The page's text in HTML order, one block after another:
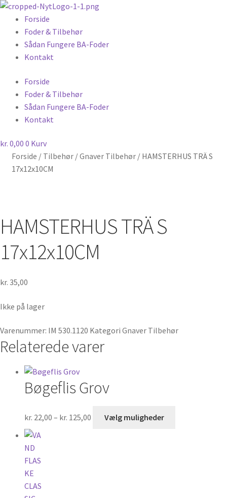
Forside
Foder & Tilbehør
Sådan Fungere BA-Foder
Kontakt
Forside
Foder & Tilbehør
Sådan Fungere BA-Foder
Kontakt
kr. 0,00 0 Kurv
Forside / Tilbehør/Gnaver Tilbehør/ HAMSTERHUS TRÄ S
17x12x10CM
HAMSTERHUS TRÄ S
17x12x10CM
kr. 35,00
Ikke på lager
Varenummer: IM 530.1120 Kategori Gnaver Tilbehør
Relaterede varer
Bøgeflis Grov
kr. 22,00 – kr. 125,00
kr. 22,00
Vælg muligheder